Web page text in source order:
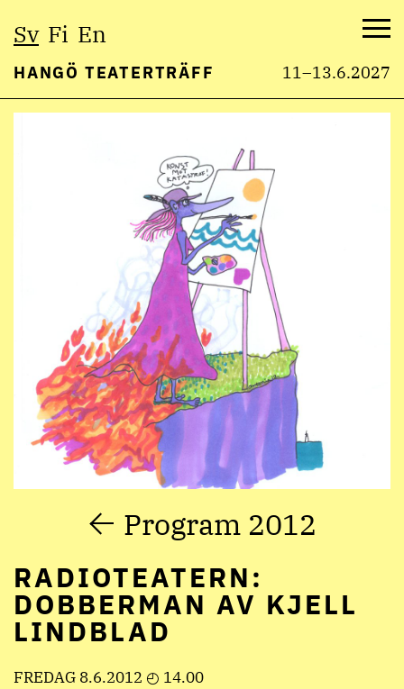
Sv Fi En
HANGÖ TEATERTRÄFF 11–13.6.2027
Program 2012
RADIOTEATERN:
DOBBERMAN AV KJELL
LINDBLAD
FREDAG 8.6.2012 ◴ 14.00